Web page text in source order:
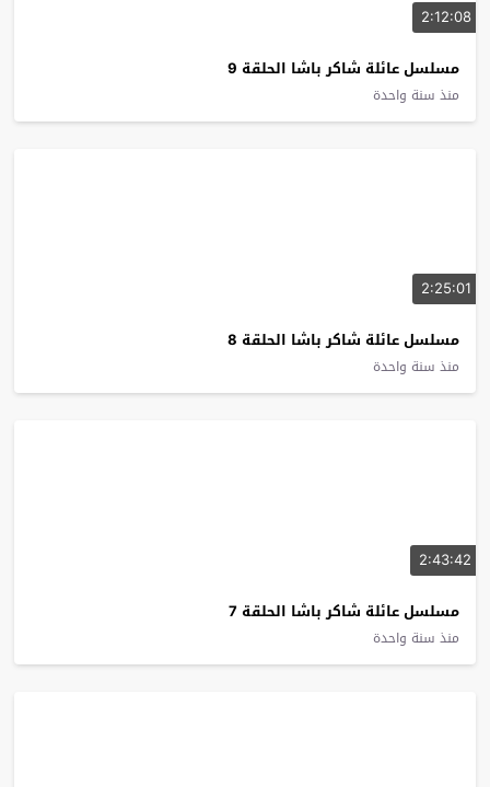
2:12:08
مسلسل عائلة شاكر باشا الحلقة 9
منذ سنة واحدة
2:25:01
مسلسل عائلة شاكر باشا الحلقة 8
منذ سنة واحدة
2:43:42
مسلسل عائلة شاكر باشا الحلقة 7
منذ سنة واحدة